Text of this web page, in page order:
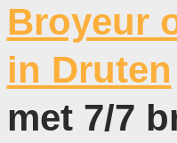
Broyeur
in Druten
met 7/7